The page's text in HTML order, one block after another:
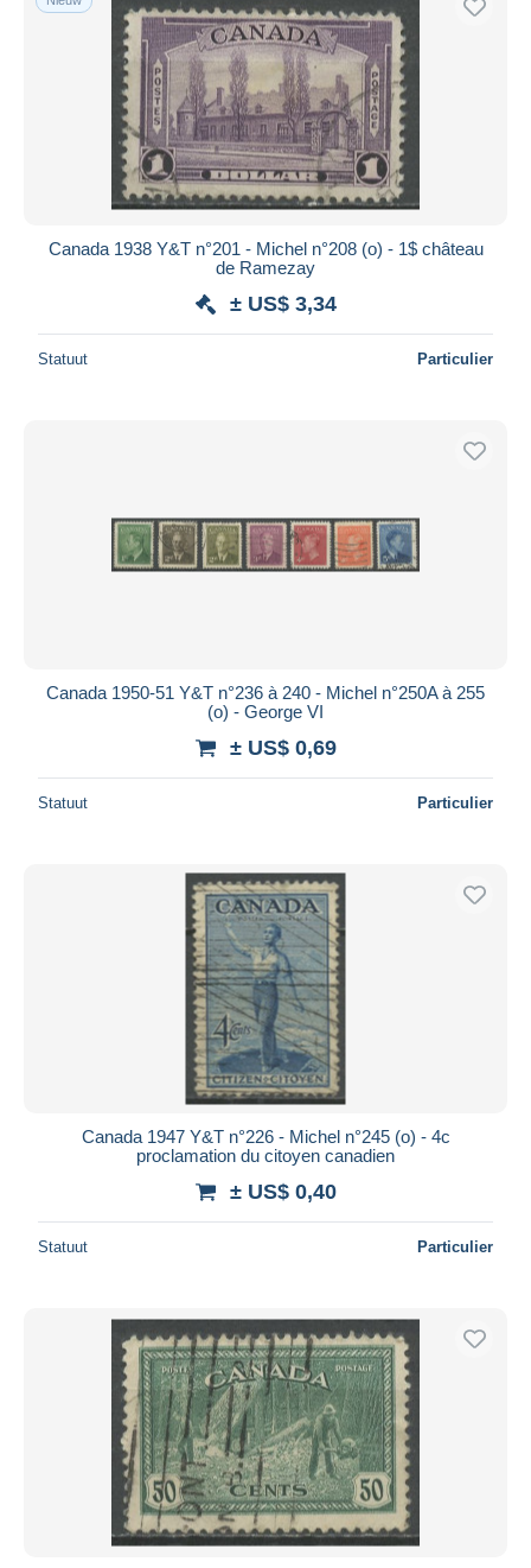
Canada 1938 Y&T n°201 - Michel n°208 (o) - 1$ château
de Ramezay
± US$ 3,34
Statuut Particulier
Canada 1950-51 Y&T n°236 à 240 - Michel n°250A à 255
(o) - George VI
± US$ 0,69
Statuut Particulier
Canada 1947 Y&T n°226 - Michel n°245 (o) - 4c
proclamation du citoyen canadien
± US$ 0,40
Statuut Particulier